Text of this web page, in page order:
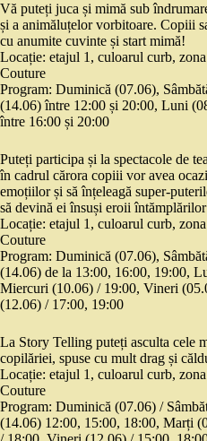
Vă puteți juca și mimă sub
și a animăluțelor vorbitoare. Copiii
cu anumite cuvinte și start mimă!
Locație: etajul 1, culoarul curb,
Couture
Program: Duminică (07.06),
(14.06) între 12:00 și 20:00, Luni
între 16:00 și 20:00
Puteți participa și la spectacole de
în cadrul cărora copiii vor avea
emoțiilor și să înțeleagă super-
să devină ei însuși eroii
Locație: etajul 1, culoarul curb,
Couture
Program: Duminică (07.06),
(14.06) de la 13:00, 16:00, 19:00,
Miercuri (10.06) / 19:00, Vineri
(12.06) / 17:00, 19:00
La Story Telling puteți asculta cele
copilăriei, spuse cu mult drag și
Locație: etajul 1, culoarul curb,
Couture
Program: Duminică (07.06) /
(14.06) 12:00, 15:00, 18:00, Marți